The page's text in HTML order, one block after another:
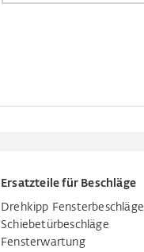
Ersatzteile für Beschläge
Drehkipp Fensterbeschläge
Schiebetürbeschläge
Fensterwartung